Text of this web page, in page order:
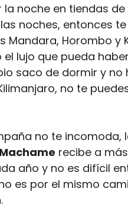
noche en tiendas
noches, entonces
Mandara, Horombo y
lujo que pueda
saco de dormir y no
no te
no te incomoda,
Machame recibe a
año y no es difícil
es por el mismo